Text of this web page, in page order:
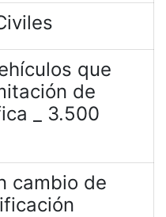
que
de
_ 3.500
cambio de